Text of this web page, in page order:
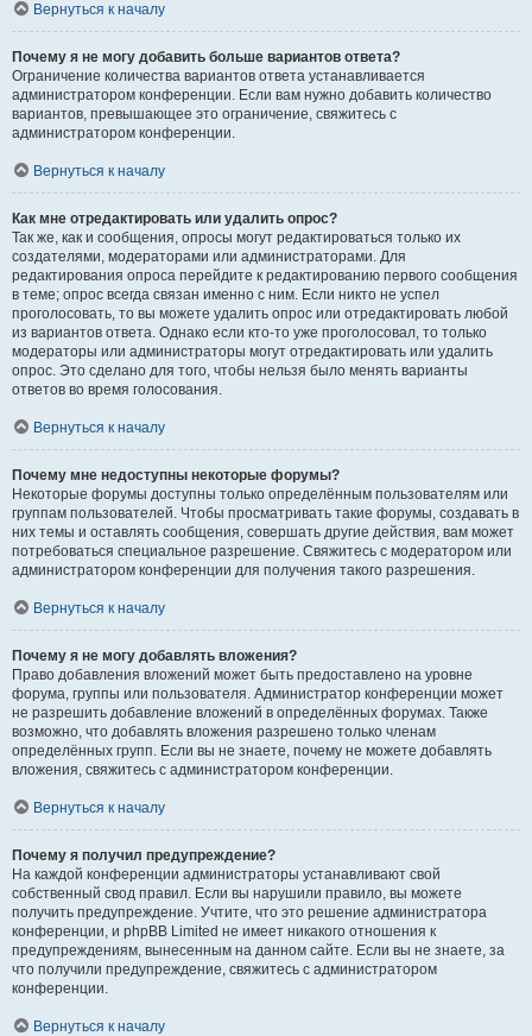
Вернуться к началу
Почему я не могу добавить больше вариантов ответа?
Ограничение количества вариантов ответа устанавливается
администратором конференции. Если вам нужно добавить количество
вариантов, превышающее это ограничение, свяжитесь с
администратором конференции.
Вернуться к началу
Как мне отредактировать или удалить опрос?
Так же, как и сообщения, опросы могут редактироваться только их
создателями, модераторами или администраторами. Для
редактирования опроса перейдите к редактированию первого сообщения
в теме; опрос всегда связан именно с ним. Если никто не успел
проголосовать, то вы можете удалить опрос или отредактировать любой
из вариантов ответа. Однако если кто-то уже проголосовал, то только
модераторы или администраторы могут отредактировать или удалить
опрос. Это сделано для того, чтобы нельзя было менять варианты
ответов во время голосования.
Вернуться к началу
Почему мне недоступны некоторые форумы?
Некоторые форумы доступны только определённым пользователям или
группам пользователей. Чтобы просматривать такие форумы, создавать в
них темы и оставлять сообщения, совершать другие действия, вам может
потребоваться специальное разрешение. Свяжитесь с модератором или
администратором конференции для получения такого разрешения.
Вернуться к началу
Почему я не могу добавлять вложения?
Право добавления вложений может быть предоставлено на уровне
форума, группы или пользователя. Администратор конференции может
не разрешить добавление вложений в определённых форумах. Также
возможно, что добавлять вложения разрешено только членам
определённых групп. Если вы не знаете, почему не можете добавлять
вложения, свяжитесь с администратором конференции.
Вернуться к началу
Почему я получил предупреждение?
На каждой конференции администраторы устанавливают свой
собственный свод правил. Если вы нарушили правило, вы можете
получить предупреждение. Учтите, что это решение администратора
конференции, и phpBB Limited не имеет никакого отношения к
предупреждениям, вынесенным на данном сайте. Если вы не знаете, за
что получили предупреждение, свяжитесь с администратором
конференции.
Вернуться к началу